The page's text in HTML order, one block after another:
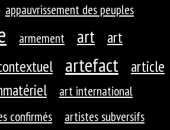
appauvrissement des peuples
armement art
art
artefact
article
art international
confirmés
artistes subversifs